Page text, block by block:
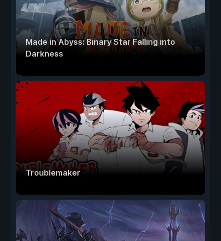
Made in Abyss: Binary Star Falling into
Darkness
Troublemaker